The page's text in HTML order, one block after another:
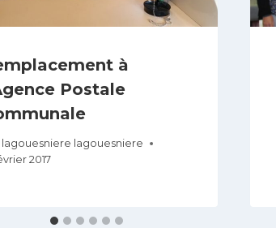
à
Postale
lagouesniere lagouesniere
2017